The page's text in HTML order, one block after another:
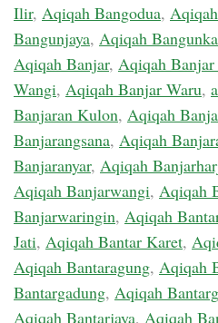
Ilir, Aqiqah Bangodua,
Bangunjaya, Aqiqah
Aqiqah Banjar, Aqiqah
Wangi, Aqiqah Banjar Waru,
Banjaran Kulon, Aqiqah
Banjarangsana, Aqiqah
Banjaranyar, Aqiqah
Aqiqah Banjarwangi, Aqiqah
Banjarwaringin, Aqiqah
Jati, Aqiqah Bantar Karet,
Aqiqah Bantaragung, Aqiqah
Bantargadung, Aqiqah
Aqiqah Bantarjaya, Aqiqah